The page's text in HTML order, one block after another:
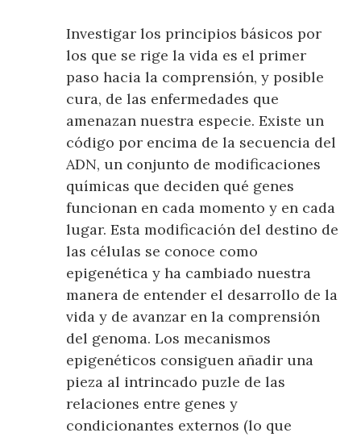
Investigar los principios básicos por
los que se rige la vida es el primer
paso hacia la comprensión, y posible
cura, de las enfermedades que
amenazan nuestra especie. Existe un
código por encima de la secuencia del
ADN, un conjunto de modificaciones
químicas que deciden qué genes
funcionan en cada momento y en cada
lugar. Esta modificación del destino de
las células se conoce como
epigenética y ha cambiado nuestra
manera de entender el desarrollo de la
vida y de avanzar en la comprensión
del genoma. Los mecanismos
epigenéticos consiguen añadir una
pieza al intrincado puzle de las
relaciones entre genes y
condicionantes externos (lo que